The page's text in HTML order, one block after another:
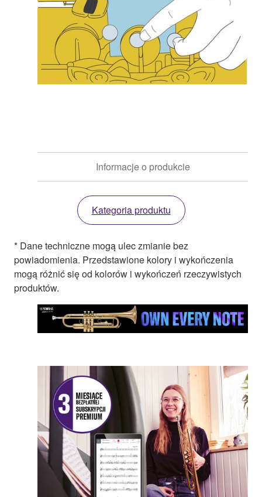
Informacje o produkcie
Kategoria produktu
* Dane techniczne mogą ulec zmianie bez
powiadomienia. Przedstawione kolory i wykończenia
mogą różnić się od kolorów i wykończeń rzeczywistych
produktów.